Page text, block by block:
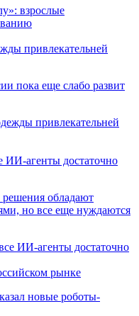
привлекательней
пока еще слабо развит
ИИ-агенты достаточно
обладают
но все еще нуждаются
рынке
новые роботы-